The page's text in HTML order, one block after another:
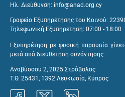
Ηλ. Διεύθυνση: info@anad.org.cy
Γραφείο Εξυπηρέτησης του Κοινού:
Τηλεφωνική Εξυπηρέτηση: 07:00 - 18:00
Εξυπηρέτηση με φυσική παρουσία
μετά από διευθέτηση συνάντησης.
Αναβύσσου 2, 2025 Στρόβολος
Τ.Θ. 25431, 1392 Λευκωσία, Κύπρος